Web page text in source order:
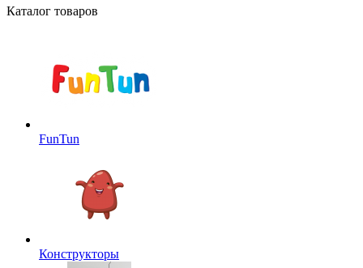
Каталог товаров
FunTun
Конструкторы